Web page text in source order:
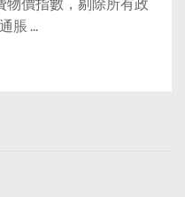
脹 ...